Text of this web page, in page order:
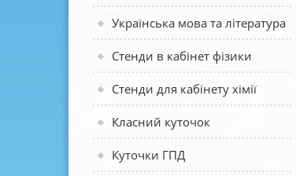
Українська мова та література
Стенди в кабінет фізики
Стенди для кабінету хімії
Класний куточок
Куточки ГПД